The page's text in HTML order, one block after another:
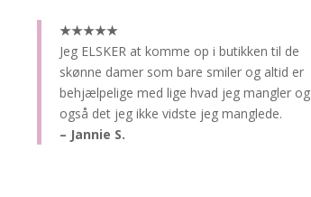
★★★★★
Jeg ELSKER at komme op i butikken til de
skønne damer som bare smiler og altid er
behjælpelige med lige hvad jeg mangler og
også det jeg ikke vidste jeg manglede.
– Jannie S.